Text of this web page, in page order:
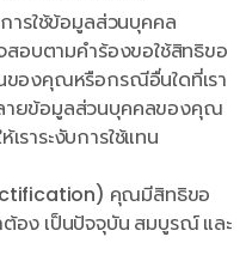
ารใช้ข้อมูลส่วนบุคคล
สอบตามคำร้องขอใช้สิทธิขอ
องคุณหรือกรณีอื่นใดที่เรา
ายข้อมูลส่วนบุคคลของคุณ
าระงับการใช้แทน
คุณมีสิทธิขอ
ง เป็นปัจจุบัน สมบูรณ์ และ